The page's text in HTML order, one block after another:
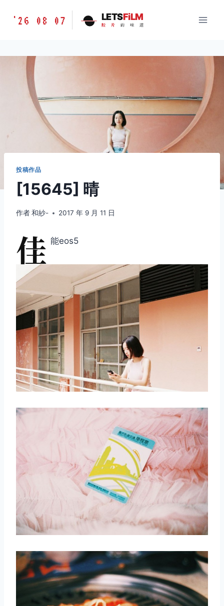
胶
味
LETSFILM
'26 08 07 LETSFiLM
胶 片 的 味 道
投稿作品
[15645] 晴
作者和紗- 2017 年 9 月 11 日
佳 能eos5